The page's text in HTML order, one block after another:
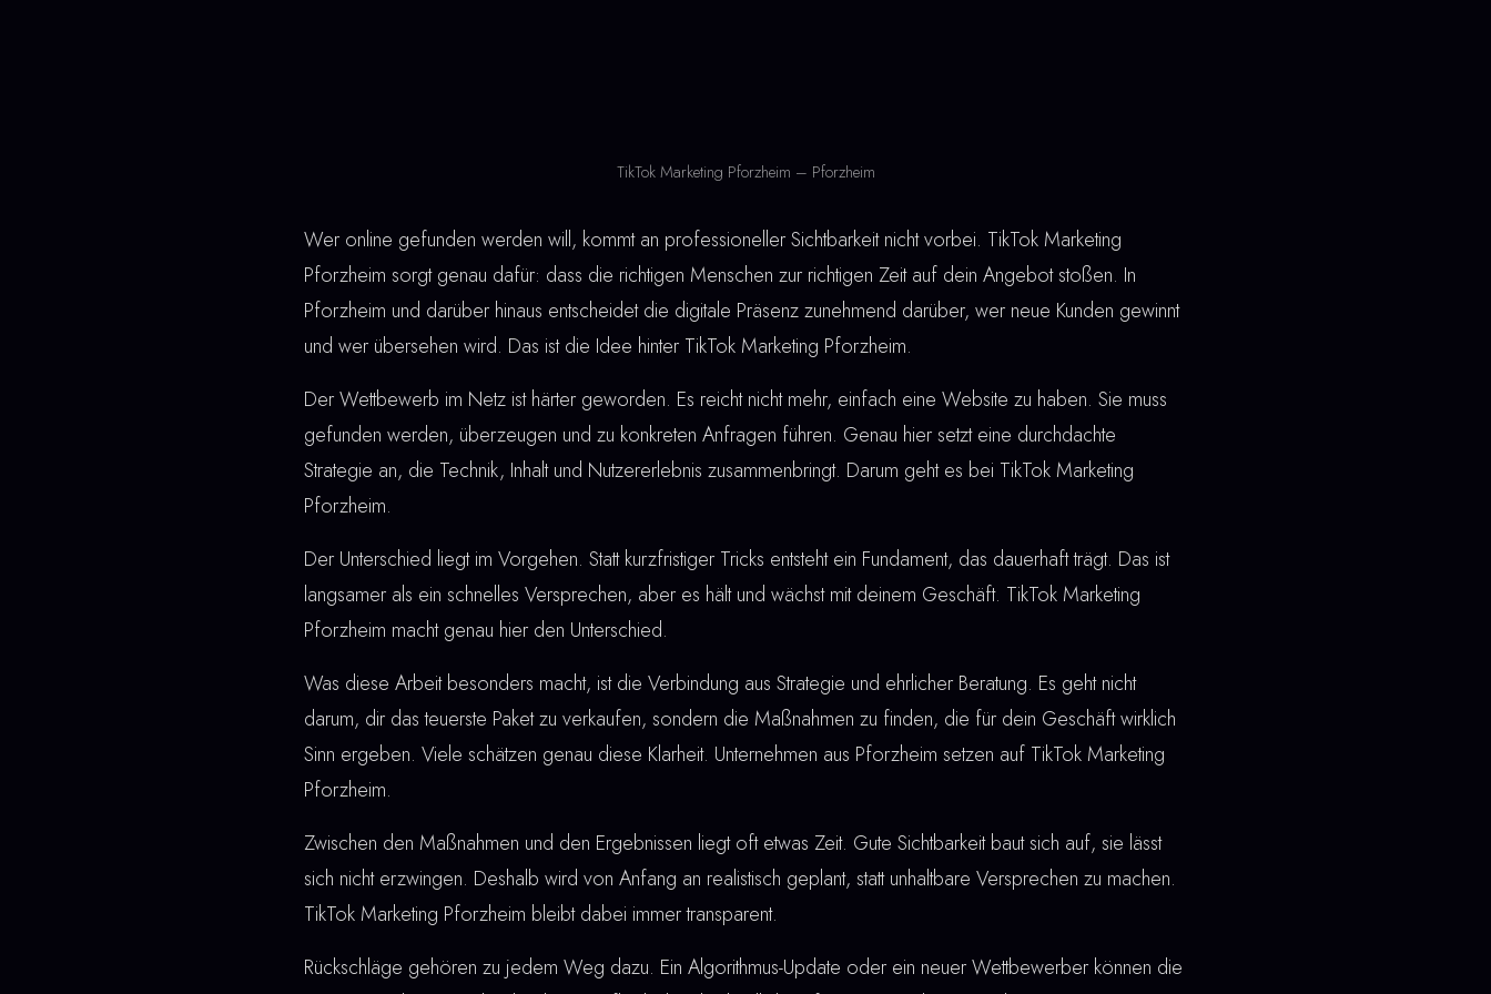
TikTok Marketing Pforzheim – Pforzheim
Wer online gefunden werden will, kommt an professioneller Sichtbarkeit nicht vorbei. TikTok Marketing
Pforzheim sorgt genau dafür: dass die richtigen Menschen zur richtigen Zeit auf dein Angebot stoßen. In
Pforzheim und darüber hinaus entscheidet die digitale Präsenz zunehmend darüber, wer neue Kunden gewinnt
und wer übersehen wird. Das ist die Idee hinter TikTok Marketing Pforzheim.
Der Wettbewerb im Netz ist härter geworden. Es reicht nicht mehr, einfach eine Website zu haben. Sie muss
gefunden werden, überzeugen und zu konkreten Anfragen führen. Genau hier setzt eine durchdachte
Strategie an, die Technik, Inhalt und Nutzererlebnis zusammenbringt. Darum geht es bei TikTok Marketing
Pforzheim.
Der Unterschied liegt im Vorgehen. Statt kurzfristiger Tricks entsteht ein Fundament, das dauerhaft trägt. Das ist
langsamer als ein schnelles Versprechen, aber es hält und wächst mit deinem Geschäft. TikTok Marketing
Pforzheim macht genau hier den Unterschied.
Was diese Arbeit besonders macht, ist die Verbindung aus Strategie und ehrlicher Beratung. Es geht nicht
darum, dir das teuerste Paket zu verkaufen, sondern die Maßnahmen zu finden, die für dein Geschäft wirklich
Sinn ergeben. Viele schätzen genau diese Klarheit. Unternehmen aus Pforzheim setzen auf TikTok Marketing
Pforzheim.
Zwischen den Maßnahmen und den Ergebnissen liegt oft etwas Zeit. Gute Sichtbarkeit baut sich auf, sie lässt
sich nicht erzwingen. Deshalb wird von Anfang an realistisch geplant, statt unhaltbare Versprechen zu machen.
TikTok Marketing Pforzheim bleibt dabei immer transparent.
Rückschläge gehören zu jedem Weg dazu. Ein Algorithmus-Update oder ein neuer Wettbewerber können die